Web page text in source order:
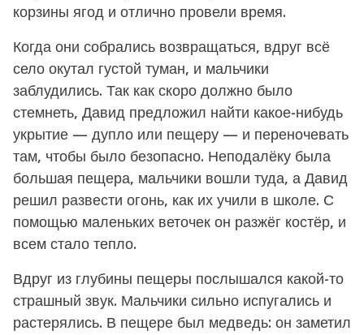
корзины ягод и отлично провели время.
Когда они собрались возвращаться, вдруг всё
село окутал густой туман, и мальчики
заблудились. Так как скоро должно было
стемнеть, Давид предложил найти какое-нибудь
укрытие — дупло или пещеру — и переночевать
там, чтобы было безопасно. Неподалёку была
большая пещера, мальчики вошли туда, а Давид
решил развести огонь, как их учили в школе. С
помощью маленьких веточек он разжёг костёр, и
всем стало тепло.
Вдруг из глубины пещеры послышался какой-то
страшный звук. Мальчики сильно испугались и
растерялись. В пещере был медведь: он заметил